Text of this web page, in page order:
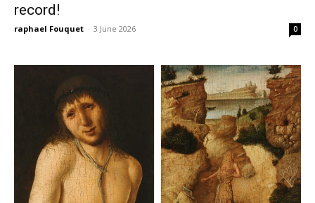
record!
raphael Fouquet - 3 June 2026 0